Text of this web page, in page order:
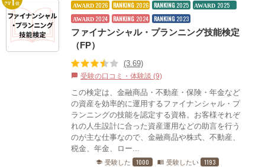
AWARD 2026 RANKING 2026 RANKING 2025 AWARD 2025
AWARD 2024 RANKING 2024 RANKING 2023
ファイナンシャル・プランニング技能検定
（FP）
(3.69)
chat_bubble 受験の口コミ・体験談 (9)
この検定は、金融商品・不動産・保険・年金など
の資産を効率的に運用するファイナンシャル・プ
ランニングの技能を認定する資格。お客様それぞ
れの人生設計に合った資産運用などの助言を行う
のが主な仕事なので、金融商品や株式、不動産、
税金、年金、ロー...
school 受験した 1000 menu_book 受験したい 1193